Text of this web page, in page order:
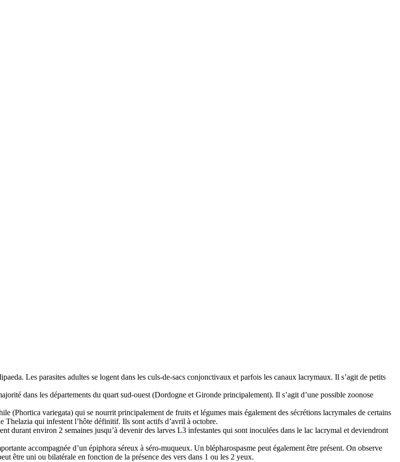
Les parasites adultes se logent dans les culs-de-sacs conjonctivaux et parfois les canaux lacrymaux. Il s’agit de petits
dans les départements du quart sud-ouest (Dordogne et Gironde principalement). Il s’agit d’une possible zoonose
(Phortica variegata) qui se nourrit principalement de fruits et légumes mais également des sécrétions lacrymales de certains
Thelazia qui infestent l’hôte définitif. Ils sont actifs d’avril à octobre.
durant environ 2 semaines jusqu’à devenir des larves L3 infestantes qui sont inoculées dans le lac lacrymal et deviendront
accompagnée d’un épiphora séreux à séro-muqueux. Un blépharospasme peut également être présent. On observe
être uni ou bilatérale en fonction de la présence des vers dans 1 ou les 2 yeux.